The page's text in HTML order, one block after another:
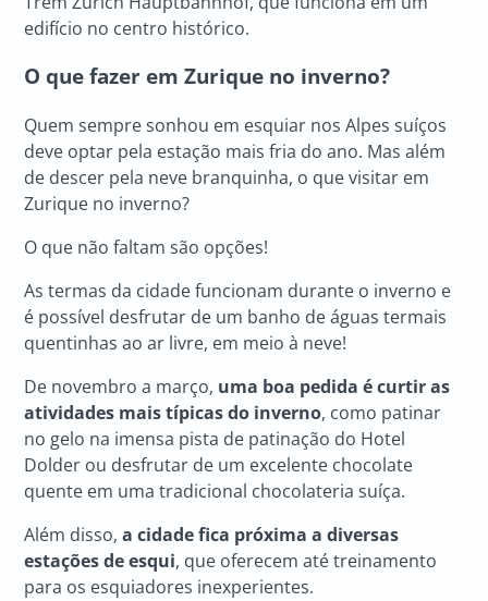
edifício no centro histórico.
O que fazer em Zurique no inverno?
Quem sempre sonhou em esquiar nos Alpes suíços
deve optar pela estação mais fria do ano. Mas além
de descer pela neve branquinha, o que visitar em
Zurique no inverno?
O que não faltam são opções!
As termas da cidade funcionam durante o inverno e
é possível desfrutar de um banho de águas termais
quentinhas ao ar livre, em meio à neve!
De novembro a março, uma boa pedida é curtir as
atividades mais típicas do inverno, como patinar
no gelo na imensa pista de patinação do Hotel
Dolder ou desfrutar de um excelente chocolate
quente em uma tradicional chocolateria suíça.
Além disso,a cidade fica próxima a diversas
estações de esqui, que oferecem até treinamento
para os esquiadores inexperientes.